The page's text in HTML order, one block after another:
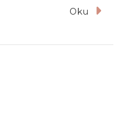
Oku